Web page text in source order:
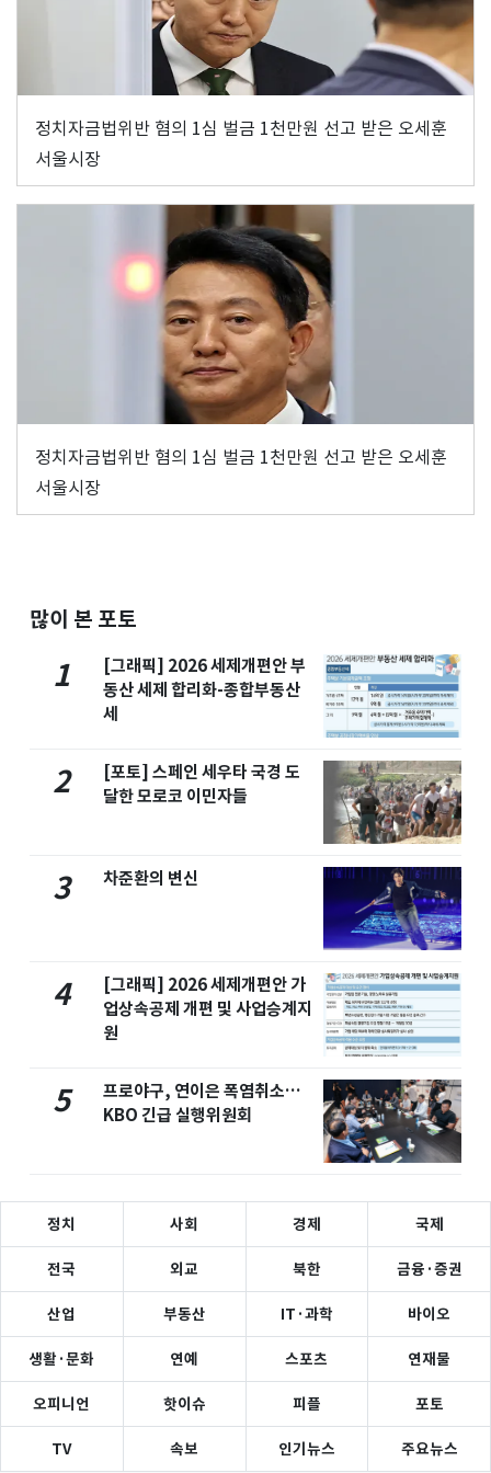
정치자금법위반 혐의 1심 벌금 1천만원 선고 받은 오세훈
서울시장
정치자금법위반 혐의 1심 벌금 1천만원 선고 받은 오세훈
서울시장
많이 본 포토
1
[그래픽] 2026 세제개편안 부
동산 세제 합리화-종합부동산
세
2
[포토] 스페인 세우타 국경 도
달한 모로코 이민자들
3 차준환의 변신
4
[그래픽] 2026 세제개편안 가
업상속공제 개편 및 사업승계지
원
5
프로야구, 연이은 폭염취소…
KBO 긴급 실행위원회
정치 사회 경제 국제
전국 외교 북한 금융·증권
산업 부동산 IT·과학 바이오
생활·문화 연예 스포츠 연재물
오피니언 핫이슈 피플 포토
TV 속보 인기뉴스 주요뉴스